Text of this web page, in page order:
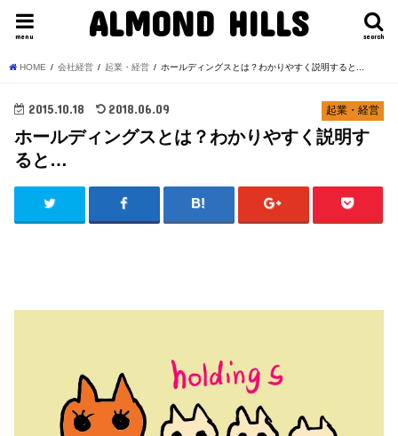
ALMOND HILLS search
menu
HOME 会社経営 起業・経営 ホールディングスとは？わかりやすく説明すると...
起業・経営
2015.10.18 2018.06.09
ホールディングスとは？わかりやすく説明す
ると…